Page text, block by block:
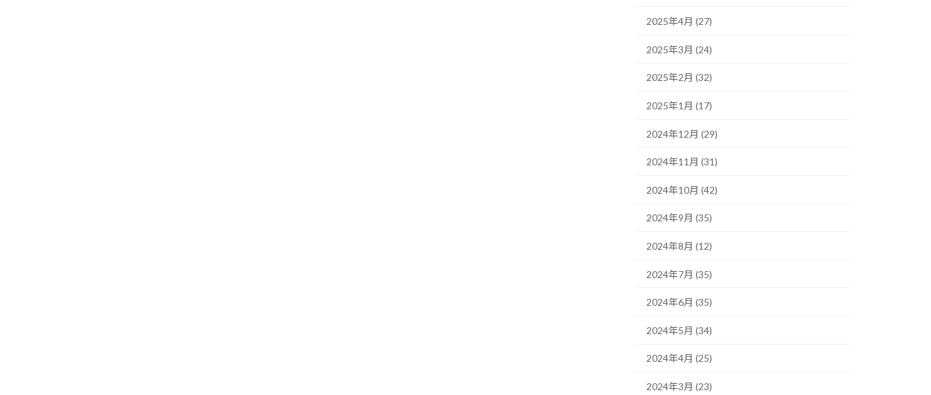
2025年4月 (27)
2025年3月 (24)
2025年2月 (32)
2025年1月 (17)
2024年12月 (29)
2024年11月 (31)
2024年10月 (42)
2024年9月 (35)
2024年8月 (12)
2024年7月 (35)
2024年6月 (35)
2024年5月 (34)
2024年4月 (25)
2024年3月 (23)